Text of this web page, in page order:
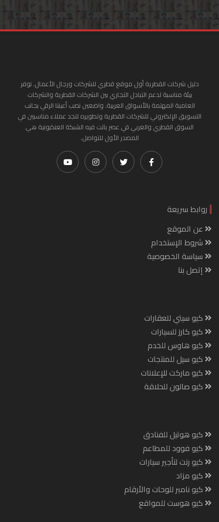
دليل شركات القطرية أول موقع قطري للشركات ورجال الأعمال. نوفر
بيئة مناسبة لدعم التبادل التجاري بين الشركات القطرية والشركات
العامية المهتمة بالأسواق العربية. واضعين نصب أعيننا الرقي بجانب
التسويق الإلكتروني للشركات القطرية وتطويره لتجد عملاء مناسبين في
السوق القطري والعربي في عصر باتت فيه الشبكة العنكبونية هي
المصدر الأول للتواصل.
روابط سريعة
عن الموقع
شروط الإستخدام
سياسة الخصوصية
إتصل بنا
كيو سيتي للعقارات
كيو كارز للسيارات
كيو هاوس للخدم
كيو سيل للمنتجات
كيو ماركت للإعلانات
كيو صالون للحلاقة
كيو هوتيل للفنادق
كيو فوود للمطاعم
كيو رنت لتأجير سيارات
كيو مزاد
كيو نامبر للوحات والأرقام
كيو هوست للمواقع